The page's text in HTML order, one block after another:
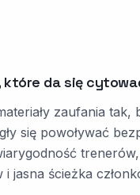
które da się
zaufania tak,
się powoływać
jasna ścieżka